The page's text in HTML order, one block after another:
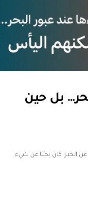
بل حين
عن الخبز. كان بحثا عن شيء